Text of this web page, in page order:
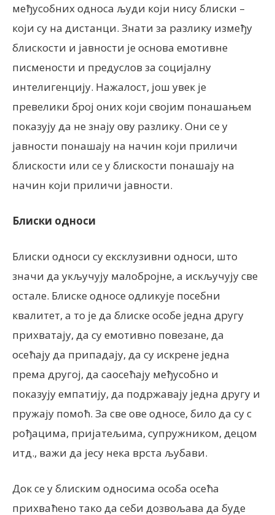
међусобних односа људи који нису блиски –
који су на дистанци. Знати за разлику између
блискости и јавности је основа емотивне
писмености и предуслов за социјалну
интелигенцију. Нажалост, још увек је
превелики број оних који својим понашањем
показују да не знају ову разлику. Они се у
јавности понашају на начин који приличи
блискости или се у блискости понашају на
начин који приличи јавности.
Блиски односи
Блиски односи су ексклузивни односи, што
значи да укључују малобројне, а искључују све
остале. Блиске односе одликује посебни
квалитет, а то је да блиске особе једна другу
прихватају, да су емотивно повезане, да
осећају да припадају, да су искрене једна
према другој, да саосећају међусобно и
показују емпатију, да подржавају једна другу и
пружају помоћ. За све ове односе, било да су с
рођацима, пријатељима, супружником, децом
итд., важи да јесу нека врста љубави.
Док се у блиским односима особа осећа
прихваћено тако да себи дозвољава да буде